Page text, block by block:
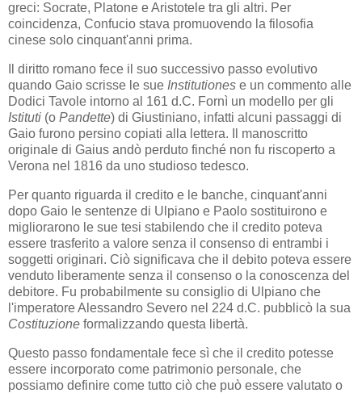
greci: Socrate, Platone e Aristotele tra gli altri. Per
coincidenza, Confucio stava promuovendo la filosofia
cinese solo cinquant'anni prima.
Il diritto romano fece il suo successivo passo evolutivo
quando Gaio scrisse le sue Institutiones e un commento alle
Dodici Tavole intorno al 161 d.C. Fornì un modello per gli
Istituti (o Pandette) di Giustiniano, infatti alcuni passaggi di
Gaio furono persino copiati alla lettera. Il manoscritto
originale di Gaius andò perduto finché non fu riscoperto a
Verona nel 1816 da uno studioso tedesco.
Per quanto riguarda il credito e le banche, cinquant'anni
dopo Gaio le sentenze di Ulpiano e Paolo sostituirono e
migliorarono le sue tesi stabilendo che il credito poteva
essere trasferito a valore senza il consenso di entrambi i
soggetti originari. Ciò significava che il debito poteva essere
venduto liberamente senza il consenso o la conoscenza del
debitore. Fu probabilmente su consiglio di Ulpiano che
l'imperatore Alessandro Severo nel 224 d.C. pubblicò la sua
Costituzione formalizzando questa libertà.
Questo passo fondamentale fece sì che il credito potesse
essere incorporato come patrimonio personale, che
possiamo definire come tutto ciò che può essere valutato o